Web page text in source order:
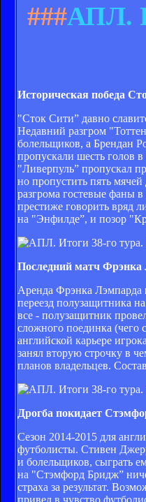
###АПЛ.
Историческая победа
"Сток Сити” давно
Недавний разгром
болельщиков, а Брендан
пропускали шесть голов
"Ливерпуль” пропускал
но пропустить пять
разгрома гостевые фаны
престиже говорить вряд
на "Энфилде”, и позор
Последний матч
Аренда Фрэнка Лэмпарда
переезд полузащитника
все - полузащитник
сложного поединка (чего
английской карьере
занял вторую строчку в
планов владельцев.
Дрогба покидает
Сезон 2014-2015 для
футболисты. Стивен
и болельщиков, сыграть
на "Стэмфорд Бридж”
страха за результат.
привел в чувство